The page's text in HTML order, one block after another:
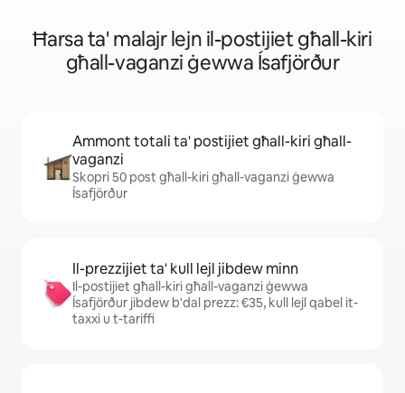
Ħarsa ta' malajr lejn il-postijiet għall-kiri
għall-vaganzi ġewwa Ísafjörður
Ammont totali ta' postijiet għall-kiri għall-
vaganzi
Skopri 50 post għall-kiri għall-vaganzi ġewwa
Ísafjörður
Il-prezzijiet ta' kull lejl jibdew minn
Il-postijiet għall-kiri għall-vaganzi ġewwa
Ísafjörður jibdew b'dal prezz: €35, kull lejl qabel it-
taxxi u t-tariffi